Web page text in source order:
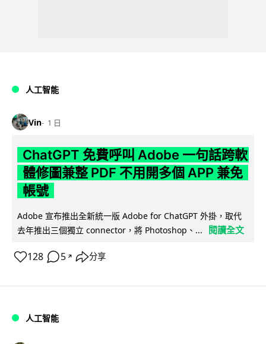
人工智能
Vin 1 日
ChatGPT 免費呼叫 Adobe 一句話跨軟
體修圖兼整 PDF 不用開多個 APP 兼免
帳號
Adobe 宣布推出全新統一版 Adobe for ChatGPT 外掛，取代
去年推出三個獨立 connector，將 Photoshop、...
閱讀全文
128 5 ↗ 分享
人工智能